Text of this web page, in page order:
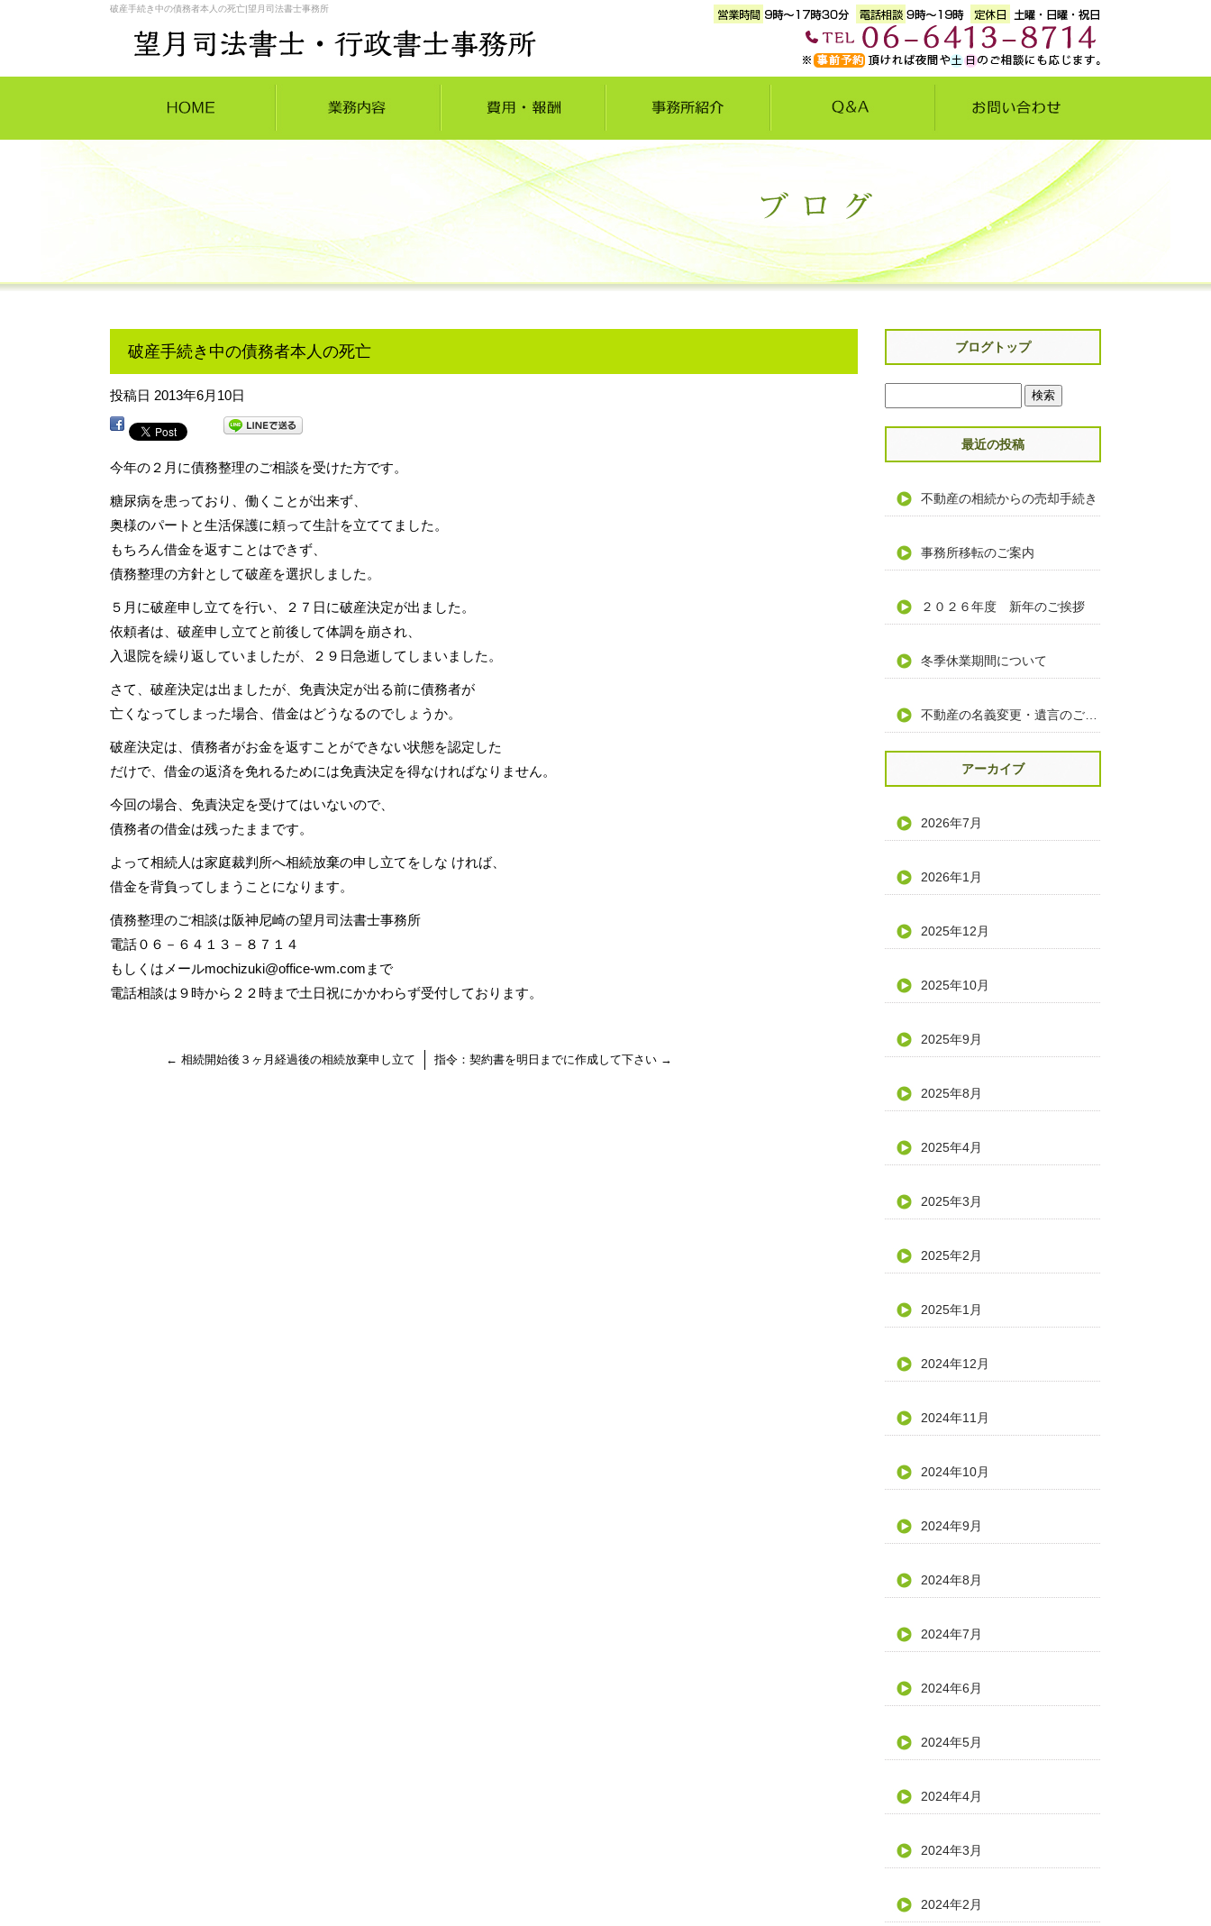
破産手続き中の債務者本人の死亡|望月司法書士事務所
破産手続き中の債務者本人の死亡
投稿日 2013年6月10日
今年の２月に債務整理のご相談を受けた方です。
糖尿病を患っており、働くことが出来ず、
奥様のパートと生活保護に頼って生計を立ててました。
もちろん借金を返すことはできず、
債務整理の方針として破産を選択しました。
５月に破産申し立てを行い、２７日に破産決定が出ました。
依頼者は、破産申し立てと前後して体調を崩され、
入退院を繰り返していましたが、２９日急逝してしまいました。
さて、破産決定は出ましたが、免責決定が出る前に債務者が
亡くなってしまった場合、借金はどうなるのでしょうか。
破産決定は、債務者がお金を返すことができない状態を認定した
だけで、借金の返済を免れるためには免責決定を得なければなりません。
今回の場合、免責決定を受けてはいないので、
債務者の借金は残ったままです。
よって相続人は家庭裁判所へ相続放棄の申し立てをしな ければ、
借金を背負ってしまうことになります。
債務整理のご相談は阪神尼崎の望月司法書士事務所
電話０６－６４１３－８７１４
もしくはメールmochizuki@office-wm.com まで
電話相談は９時から２２時まで土日祝にかかわらず受付しております。
← 相続開始後３ヶ月経過後の相続放棄申し立て 指令：契約書を明日までに作成して下さい →
ブログトップ
最近の投稿
不動産の相続からの売却手続き
事務所移転のご案内
２０２６年度 新年のご挨拶
冬季休業期間について
アーカイブ
2026年7月
2026年1月
2025年12月
2025年10月
2025年9月
2025年8月
2025年4月
2025年3月
2025年2月
2025年1月
2024年12月
2024年11月
2024年10月
2024年9月
2024年8月
2024年7月
2024年6月
2024年5月
2024年4月
2024年3月
2024年2月